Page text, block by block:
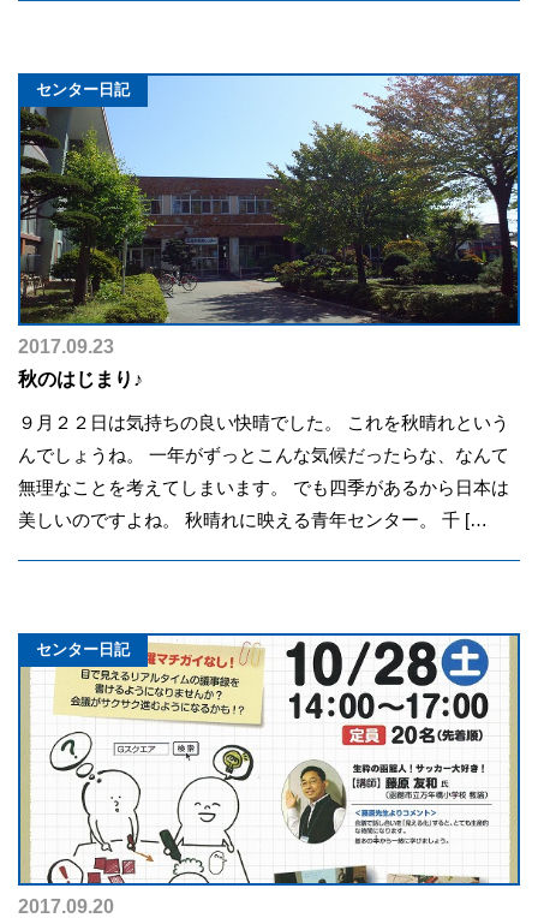
センター日記
2017.09.23
秋のはじまり♪
９月２２日は気持ちの良い快晴でした。 これを秋晴れという
んでしょうね。 一年がずっとこんな気候だったらな、なんて
無理なことを考えてしまいます。 でも四季があるから日本は
美しいのですよね。 秋晴れに映える青年センター。 千 […
センター日記
2017.09.20